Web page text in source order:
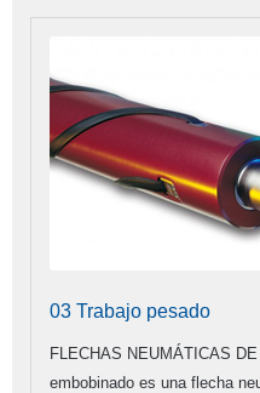
03 Trabajo pesado
FLECHAS NEUMÁTICAS
embobinado es una flecha